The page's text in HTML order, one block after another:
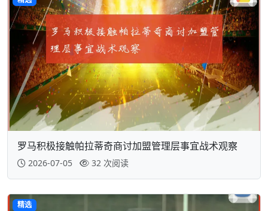
罗马积极接触帕拉蒂奇商讨加盟管理层事宜战术观察
2026-07-05 32 次阅读
精选